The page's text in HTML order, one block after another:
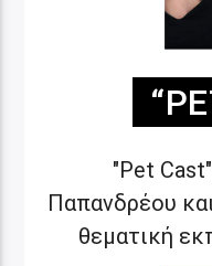
"Pet
Παπανδρέου
θεματική